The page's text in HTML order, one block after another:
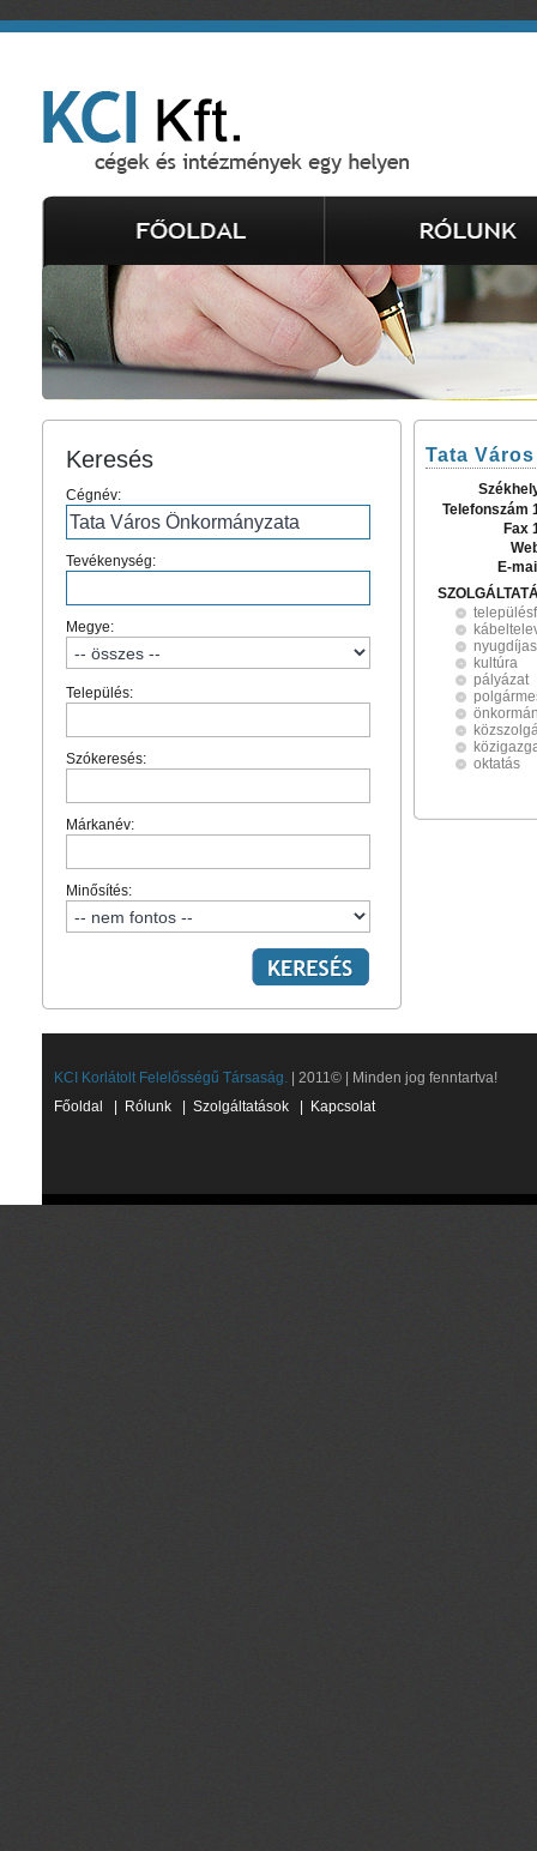
Keresés
Cégnév:
Tevékenység:
Megye:
Település:
Szókeresés:
Márkanév:
Minősítés:
Tata
Telefonszám
Fax
E-
kultúra
pályázat
oktatás
KCI Korlátolt Felelősségű Társaság. | 2011© | Minden jog fenntartva!
Főoldal
Rólunk Szolgáltatások Kapcsolat